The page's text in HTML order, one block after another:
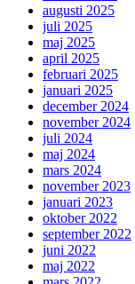
augusti 2025
juli 2025
maj 2025
april 2025
februari 2025
januari 2025
december 2024
november 2024
juli 2024
maj 2024
mars 2024
november 2023
januari 2023
oktober 2022
september 2022
juni 2022
maj 2022